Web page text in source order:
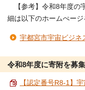
【参考】令和8年度の
細は以下のホームぺージ
宇都宮市宇宙ビジネ
令和8年度に寄附を募
【認定番号R8-1】